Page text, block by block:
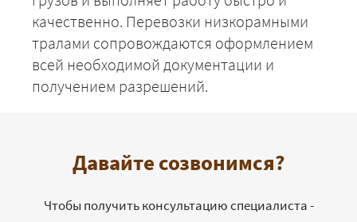
качественно. Перевозки низкорамными
тралами сопровождаются оформлением
всей необходимой документации и
получением разрешений.
Давайте созвонимся?
Чтобы получить консультацию специалиста -